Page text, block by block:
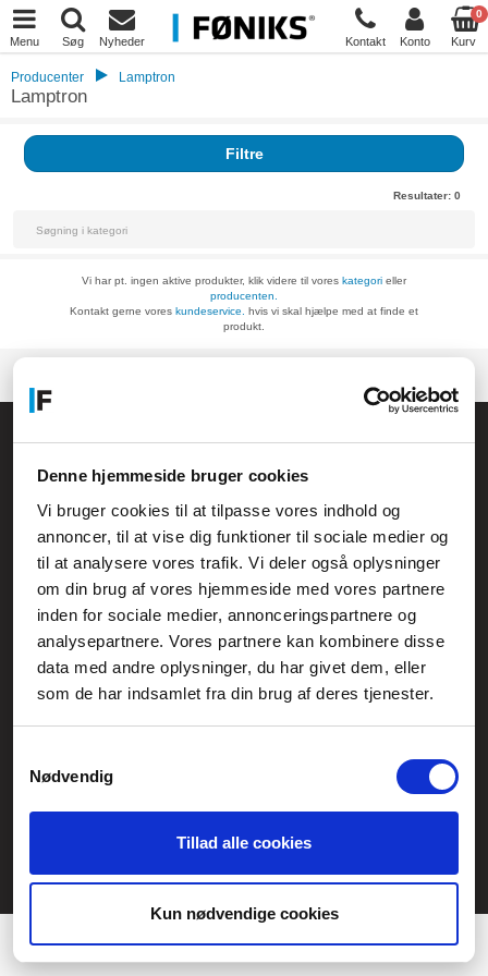
Denne hjemmeside bruger cookies
Vi bruger cookies til at tilpasse vores indhold og
annoncer, til at vise dig funktioner til sociale medier og
til at analysere vores trafik. Vi deler også oplysninger
om din brug af vores hjemmeside med vores partnere
inden for sociale medier, annonceringspartnere og
analysepartnere. Vores partnere kan kombinere disse
data med andre oplysninger, du har givet dem, eller
som de har indsamlet fra din brug af deres tjenester.
Nødvendig
Tillad alle cookies
Kun nødvendige cookies
Menu Søg Nyheder Kontakt Konto
0
Kurv
Producenter Lamptron
Lamptron
Filtre
Resultater: 0
Vi har pt. ingen aktive produkter, klik videre til vores kategori eller
producenten.
Kontakt gerne vores kundeservice.
hvis vi skal hjælpe med at finde et
produkt.
Anelystparken 33B, 8381 Tilst
Generelle henvendelser:
kontakt@fcomputer.dk
Service- og reklamationsafdelingen:
Sitemap
3 ugers returret Datasikkerhed/Cookies